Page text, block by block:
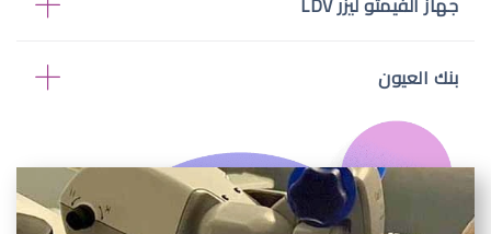
بنك العيون